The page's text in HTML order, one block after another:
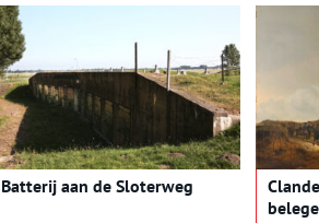
archeologen in het team
regelmatig een handje helpt,
vertelt over zijn bijzondere
vondst van 2025. Een
minikanon, waarmee we, samen
met jou, knallend het nieuwe
jaar ingaan!
één
gaan
van
er met
dit
Batterij aan de Sloterweg